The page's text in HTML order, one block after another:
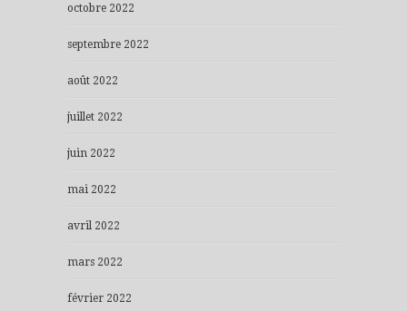
octobre 2022
septembre 2022
août 2022
juillet 2022
juin 2022
mai 2022
avril 2022
mars 2022
février 2022